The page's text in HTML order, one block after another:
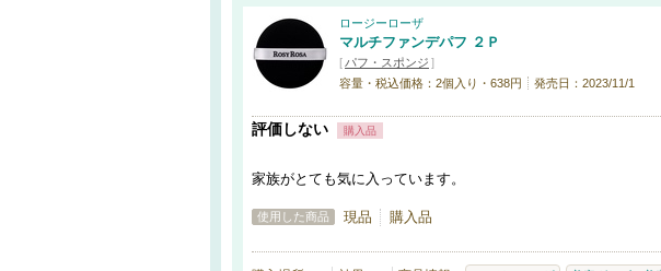
ロージーローザ
マルチファンデパフ ２Ｐ
[ パフ・スポンジ ]
容量・税込価格：2個入り・638円
発売日：2023/11/1
評価しない 購入品
家族がとても気に入っています。
使用した商品 現品 購入品